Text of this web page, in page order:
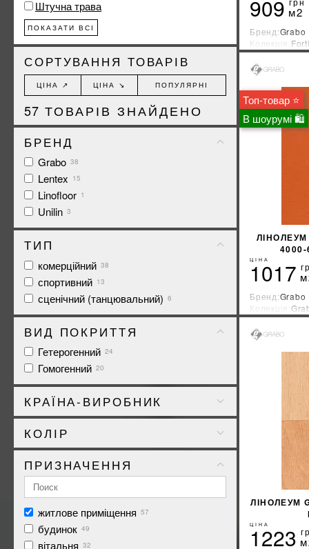
909 м2
Бренд:Grabo
Колекція:
Країна-
Топ-товар ⭐
В шоурумі 🛍
ЛІНОЛЕУМ
ЦІНА
1017
Бренд:Grabo
Колекція:
Країна-
ЛІНОЛЕУМ
ЦІНА
1223
Штучна трава
ПОКАЗАТИ ВСІ
СОРТУВАННЯ ТОВАРІВ
ЦІНА ↗ ЦІНА ↘ ПОПУЛЯРНІ
57 ТОВАРІВ ЗНАЙДЕНО
БРЕНД
Grabo 38
Lentex 15
Linofloor 1
Unilin 3
ТИП
комерційний 38
спортивний 13
сценічний (танцювальний) 6
ВИД ПОКРИТТЯ
Гетерогенний 24
Гомогенний 20
КРАЇНА-ВИРОБНИК
В&#039;єтнам1
Польща
Угорщина
КОЛІР
бежевий5
білий1
блакитний1
жовтий4
5
ПРИЗНАЧЕННЯ
житлове приміщення 57
будинок 49
вітальня 32